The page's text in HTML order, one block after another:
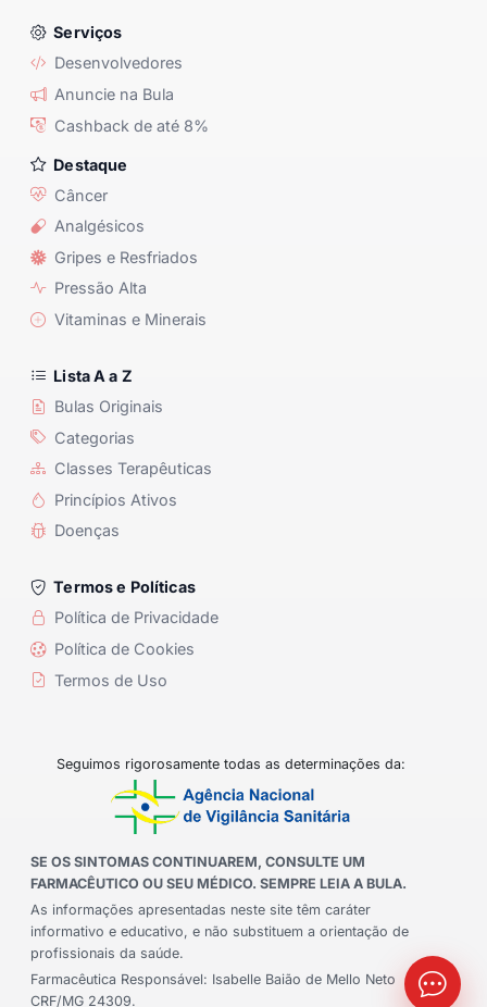
Serviços
Desenvolvedores
Anuncie na Bula
Cashback de até 8%
Destaque
Câncer
Analgésicos
Gripes e Resfriados
Pressão Alta
Vitaminas e Minerais
Lista A a Z
Bulas Originais
Categorias
Classes Terapêuticas
Princípios Ativos
Doenças
Termos e Políticas
Política de Privacidade
Política de Cookies
Termos de Uso
Seguimos rigorosamente todas as determinações da:
SE OS SINTOMAS CONTINUAREM, CONSULTE UM
FARMACÊUTICO OU SEU MÉDICO. SEMPRE LEIA A BULA.
As informações apresentadas neste site têm caráter
informativo e educativo, e não substituem a orientação de
profissionais da saúde.
Farmacêutica Responsável: Isabelle Baião de Mello Neto
CRF/MG 24309.